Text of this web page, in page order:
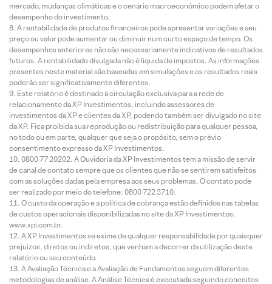
mercado, mudanças climáticas e o cenário macroeconômico podem afetar o
desempenho do investimento.
A rentabilidade de produtos financeiros pode apresentar variações e seu
preço ou valor pode aumentar ou diminuir num curto espaço de tempo. Os
desempenhos anteriores não são necessariamente indicativos de resultados
futuros. A rentabilidade divulgada não é líquida de impostos. As informações
presentes neste material são baseadas em simulações e os resultados reais
poderão ser significativamente diferentes.
Este relatório é destinado à circulação exclusiva para a rede de
relacionamento da XP Investimentos, incluindo assessores de
investimentos da XP e clientes da XP, podendo também ser divulgado no site
da XP. Fica proibida sua reprodução ou redistribuição para qualquer pessoa,
no todo ou em parte, qualquer que seja o propósito, sem o prévio
consentimento expresso da XP Investimentos.
0800 77 20202. A Ouvidoria da XP Investimentos tem a missão de servir
de canal de contato sempre que os clientes que não se sentirem satisfeitos
com as soluções dadas pela empresa aos seus problemas. O contato pode
ser realizado por meio do telefone: 0800 722 3710.
O custo da operação e a política de cobrança estão definidos nas tabelas
de custos operacionais disponibilizadas no site da XP Investimentos:
www.xpi.com.br.
A XP Investimentos se exime de qualquer responsabilidade por quaisquer
prejuízos, diretos ou indiretos, que venham a decorrer da utilização deste
relatório ou seu conteúdo.
A Avaliação Técnica e a Avaliação de Fundamentos seguem diferentes
metodologias de análise. A Análise Técnica é executada seguindo conceitos